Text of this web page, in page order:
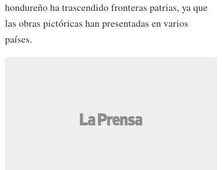
hondureño ha trascendido fronteras patrias, ya que
las obras pictóricas han presentadas en varios
países.